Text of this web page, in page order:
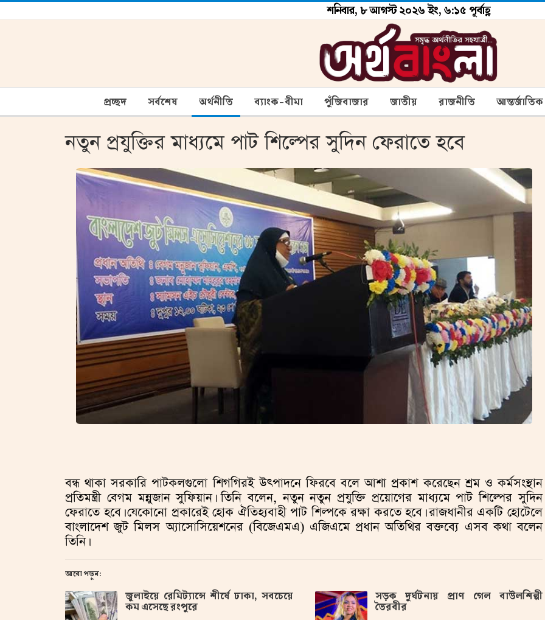
শনিবার, ৮ আগস্ট ২০২৬ ইং, ৬:১৫ পূর্বাহ্ণ
প্রচ্ছদ সর্বশেষ অর্থনীতি ব্যাংক-বীমা পুঁজিবাজার জাতীয় রাজনীতি আন্তর্জাতিক
নতুন প্রযুক্তির মাধ্যমে পাট শিল্পের সুদিন ফেরাতে হবে
বন্ধ থাকা সরকারি পাটকলগুলো শিগগিরই উৎপাদনে ফিরবে বলে আশা প্রকাশ করেছেন শ্রম ও কর্মসংস্থান
প্রতিমন্ত্রী বেগম মন্নুজান সুফিয়ান। তিনি বলেন, নতুন নতুন প্রযুক্তি প্রয়োগের মাধ্যমে পাট শিল্পের সুদিন
ফেরাতে হবে। যেকোনো প্রকারেই হোক ঐতিহ্যবাহী পাট শিল্পকে রক্ষা করতে হবে। রাজধানীর একটি হোটেলে
বাংলাদেশ জুট মিলস অ্যাসোসিয়েশনের (বিজেএমএ) এজিএমে প্রধান অতিথির বক্তব্যে এসব কথা বলেন
তিনি।
আরো পড়ুন:
জুলাইয়ে রেমিট্যান্সে শীর্ষে ঢাকা, সবচেয়ে
কম এসেছে রংপুরে
সড়ক দুর্ঘটনায় প্রাণ গেল বাউলশিল্পী
ভৈরবীর